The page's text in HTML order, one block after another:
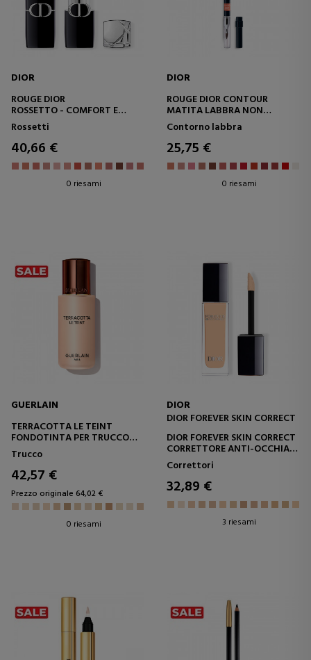
DIOR
ROUGE DIOR
ROSSETTO - COMFORT E
LUNGA DURATA -
TRATTAMENTO FLOREALE
IDRATANTE
Rossetti
40,66 €
0 riesami
DIOR
ROUGE DIOR CONTOUR
MATITA LABBRA NON
TRASFERIBILE - LUNGA
DURATA
Contorno labbra
25,75 €
0 riesami
GUERLAIN
TERRACOTTA LE TEINT
FONDOTINTA PER TRUCCO
PERFEZIONE NATURALE BUON
EFFETTO VISO DURATA 24 ORE
- NESSUN TRASFERIMENTO
Trucco
42,57 €
Prezzo originale 64,02 €
0 riesami
DIOR
DIOR FOREVER SKIN CORRECT
DIOR FOREVER SKIN CORRECT
CORRETTORE ANTI-OCCHIAIE
AD ALTA COPERTURA -
DURATA E IDRATAZIONE 24
ORE - 96% INGREDIENTI
NATURALI
Correttori
32,89 €
3 riesami